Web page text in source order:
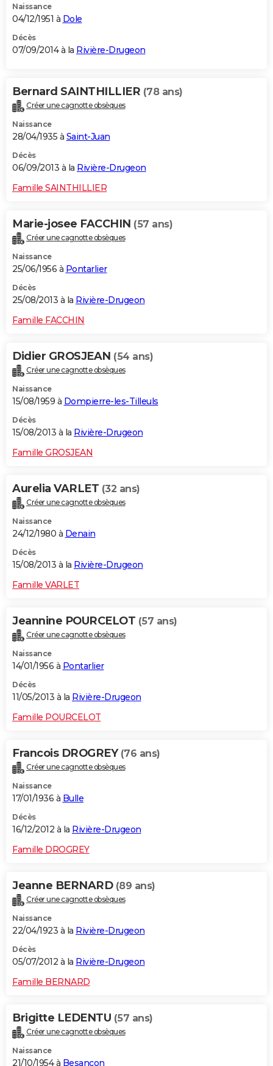
Naissance
04/12/1951 à Dole
Décès
07/09/2014 à la Rivière-Drugeon
Bernard SAINTHILLIER (78 ans)
Créer une cagnotte obsèques
Naissance
28/04/1935 à Saint-Juan
Décès
06/09/2013 à la Rivière-Drugeon
Famille SAINTHILLIER
Marie-josee FACCHIN (57 ans)
Créer une cagnotte obsèques
Naissance
25/06/1956 à Pontarlier
Décès
25/08/2013 à la Rivière-Drugeon
Famille FACCHIN
Didier GROSJEAN (54 ans)
Créer une cagnotte obsèques
Naissance
15/08/1959 à Dompierre-les-Tilleuls
Décès
15/08/2013 à la Rivière-Drugeon
Famille GROSJEAN
Aurelia VARLET (32 ans)
Créer une cagnotte obsèques
Naissance
24/12/1980 à Denain
Décès
15/08/2013 à la Rivière-Drugeon
Famille VARLET
Jeannine POURCELOT (57 ans)
Créer une cagnotte obsèques
Naissance
14/01/1956 à Pontarlier
Décès
11/05/2013 à la Rivière-Drugeon
Famille POURCELOT
Francois DROGREY (76 ans)
Créer une cagnotte obsèques
Naissance
17/01/1936 à Bulle
Décès
16/12/2012 à la Rivière-Drugeon
Famille DROGREY
Jeanne BERNARD (89 ans)
Créer une cagnotte obsèques
Naissance
22/04/1923 à la Rivière-Drugeon
Décès
05/07/2012 à la Rivière-Drugeon
Famille BERNARD
Brigitte LEDENTU (57 ans)
Créer une cagnotte obsèques
Naissance
21/10/1954 à Besançon